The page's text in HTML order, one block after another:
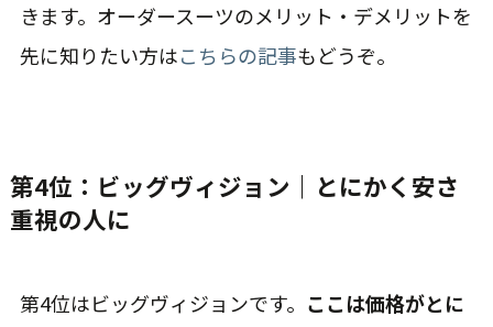
きます。オーダースーツのメリット・デメリットを
先に知りたい方はこちらの記事もどうぞ。
第4位：ビッグヴィジョン｜とにかく安さ
重視の人に
第4位はビッグヴィジョンです。 ここは価格がとに